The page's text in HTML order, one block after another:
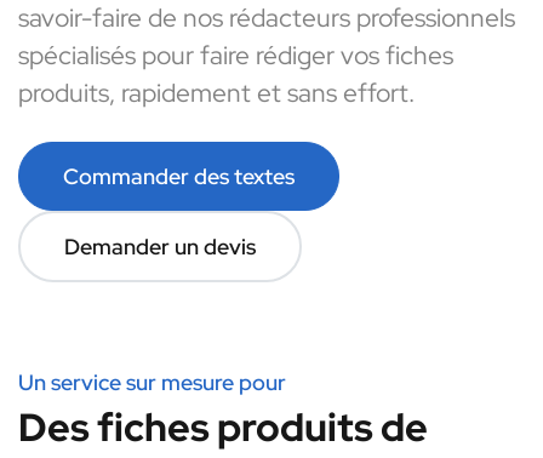
savoir-faire de nos rédacteurs professionnels
spécialisés pour faire rédiger vos fiches
produits, rapidement et sans effort.
Commander des textes
Demander un devis
Un service sur mesure pour
Des fiches produits de